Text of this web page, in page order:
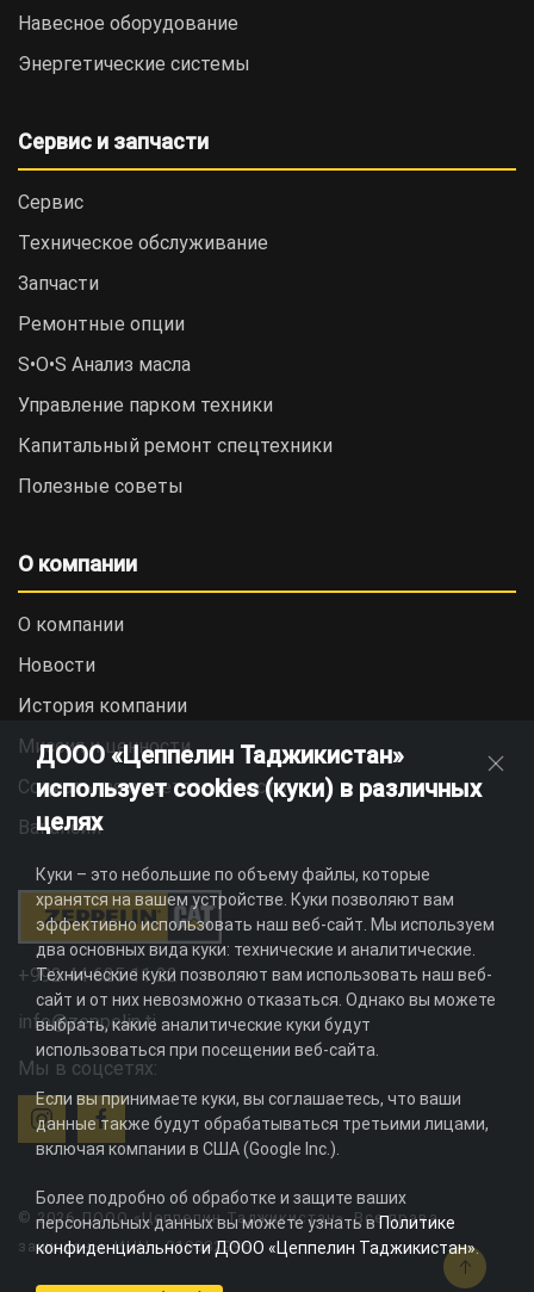
Навесное оборудование
Энергетические системы
Сервис и запчасти
Сервис
Техническое обслуживание
Запчасти
Ремонтные опции
S•O•S Анализ масла
Управление парком техники
Капитальный ремонт спецтехники
Полезные советы
О компании
О компании
Новости
История компании
Миссия и ценности
Социальная ответственность
Вакансии
+992 44 625 11 22
info@zeppelin.tj
Мы в соцсетях:
© 2026 ДООО «Цеппелин Таджикистан». Все права
защищены. ИНН - 010082996
ДООО «Цеппелин Таджикистан»
использует cookies (куки) в различных
целях
Куки – это небольшие по объему файлы, которые
хранятся на вашем устройстве. Куки позволяют вам
эффективно использовать наш веб-сайт. Мы используем
два основных вида куки: технические и аналитические.
Технические куки позволяют вам использовать наш веб-
сайт и от них невозможно отказаться. Однако вы можете
выбрать, какие аналитические куки будут
использоваться при посещении веб-сайта.
Если вы принимаете куки, вы соглашаетесь, что ваши
данные также будут обрабатываться третьими лицами,
включая компании в США (Google Inc.).
Более подробно об обработке и защите ваших
персональных данных вы можете узнать вПолитике
конфиденциальности ДООО «Цеппелин Таджикистан».